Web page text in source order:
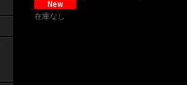
在庫なし